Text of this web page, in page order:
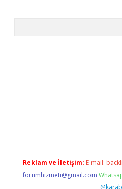
Reklam ve İletişim: E-mail:
forumhizmeti@gmail.com